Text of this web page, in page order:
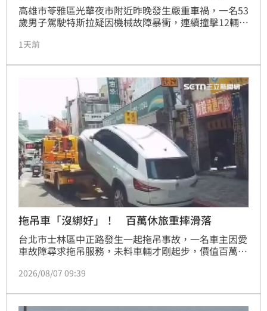
高雄市苓雅區光華夜市附近昨晚發生嚴重車禍，一名53
歲男子駕駛特斯拉疑因機械故障暴衝，連續撞擊12輛汽
共造成3人輕傷，所幸特斯拉最終撞上路邊賓士車停
「救命關鍵」，擋下失控車輛避免更大傷亡。賓士車主
事後發文表示人平安最重要，展現大度風範。警方初步
排除酒毒駕，詳細事故原因仍待進一步調查釐清。
1天前
拖吊車「沒綁好」！ 百萬休旅重摔滑落
台北市士林區中正路發生一起拖吊事故，一名車主因愛
車故障尋求拖吊服務，未料車輛才剛起步，價值百萬的
車頭保桿與底盤嚴重受損。拖吊業者坦承，主因為作業
經檢測無酒駕與毒駕。
2026/08/07 09:39